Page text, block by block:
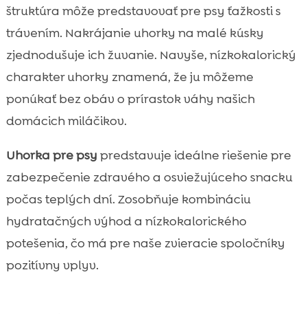
štruktúra môže predstavovať pre psy ťažkosti s
trávením. Nakrájanie uhorky na malé kúsky
zjednodušuje ich žuvanie. Navyše, nízkokalorický
charakter uhorky znamená, že ju môžeme
ponúkať bez obáv o prírastok váhy našich
domácich miláčikov.
Uhorka pre psy predstavuje ideálne riešenie pre
zabezpečenie zdravého a osviežujúceho snacku
počas teplých dní. Zosobňuje kombináciu
hydratačných výhod a nízkokalorického
potešenia, čo má pre naše zvieracie spoločníky
pozitívny vplyv.